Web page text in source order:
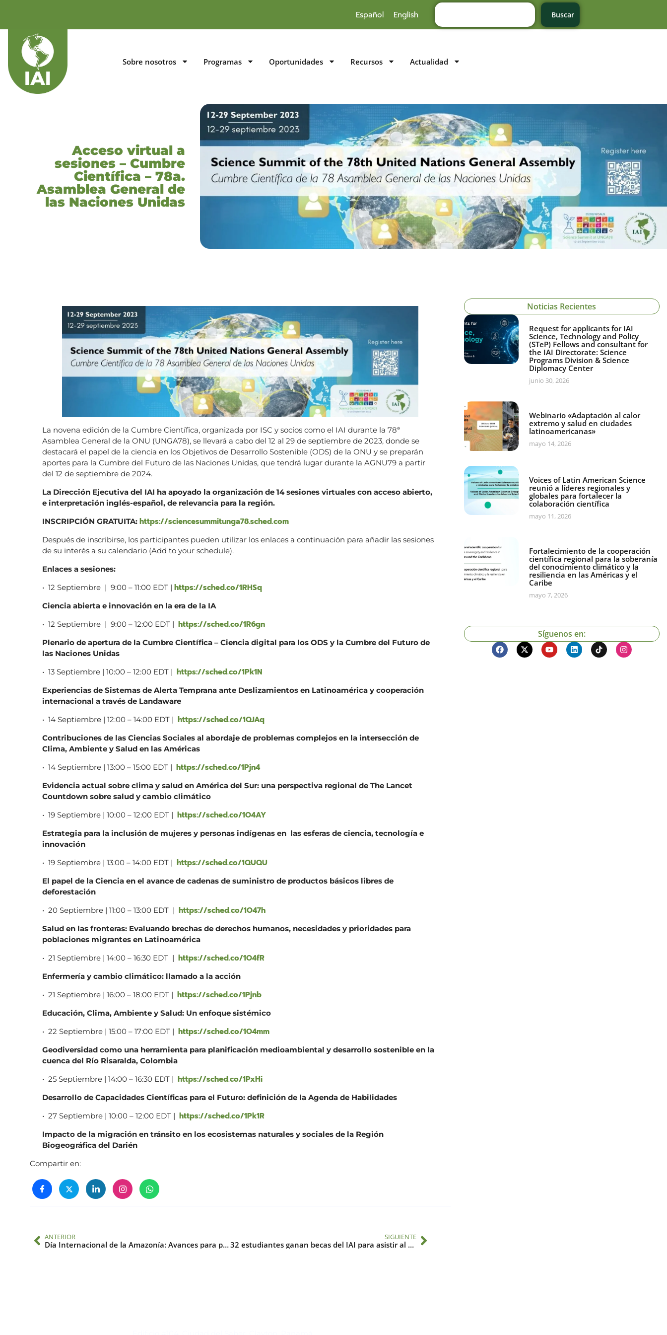
Español English Buscar
Sobre nosotros Programas Oportunidades Recursos Actualidad
Acceso virtual a
sesiones – Cumbre
Científica – 78a.
Asamblea General de
las Naciones Unidas
La novena edición de la Cumbre Científica, organizada por ISC y socios como el IAI durante la 78ª
Asamblea General de la ONU (UNGA78), se llevará a cabo del 12 al 29 de septiembre de 2023, donde se
destacará el papel de la ciencia en los Objetivos de Desarrollo Sostenible (ODS) de la ONU y se preparán
aportes para la Cumbre del Futuro de las Naciones Unidas, que tendrá lugar durante la AGNU79 a partir
del 12 de septiembre de 2024.
La Dirección Ejecutiva del IAI ha apoyado la organización de 14 sesiones virtuales con acceso abierto,
e interpretación inglés-español, de relevancia para la región.
INSCRIPCIÓN GRATUITA: https://sciencesummitunga78.sched.com
Después de inscribirse, los participantes pueden utilizar los enlaces a continuación para añadir las sesiones
de su interés a su calendario (Add to your schedule).
Enlaces a sesiones:
• 12 Septiembre | 9:00 – 11:00 EDT | https://sched.co/1RHSq
Ciencia abierta e innovación en la era de la IA
• 12 Septiembre | 9:00 – 12:00 EDT | https://sched.co/1R6gn
Plenario de apertura de la Cumbre Científica – Ciencia digital para los ODS y la Cumbre del Futuro de
las Naciones Unidas
• 13 Septiembre | 10:00 – 12:00 EDT | https://sched.co/1Pk1N
Experiencias de Sistemas de Alerta Temprana ante Deslizamientos en Latinoamérica y cooperación
internacional a través de Landaware
• 14 Septiembre | 12:00 – 14:00 EDT | https://sched.co/1QJAq
Contribuciones de las Ciencias Sociales al abordaje de problemas complejos en la intersección de
Clima, Ambiente y Salud en las Américas
• 14 Septiembre | 13:00 – 15:00 EDT | https://sched.co/1Pjn4
Evidencia actual sobre clima y salud en América del Sur: una perspectiva regional de The Lancet
Countdown sobre salud y cambio climático
• 19 Septiembre | 10:00 – 12:00 EDT | https://sched.co/1O4AY
Estrategia para la inclusión de mujeres y personas indígenas en las esferas de ciencia, tecnología e
innovación
• 19 Septiembre | 13:00 – 14:00 EDT | https://sched.co/1QUQU
El papel de la Ciencia en el avance de cadenas de suministro de productos básicos libres de
deforestación
• 20 Septiembre | 11:00 – 13:00 EDT | https://sched.co/1O47h
Salud en las fronteras: Evaluando brechas de derechos humanos, necesidades y prioridades para
poblaciones migrantes en Latinoamérica
• 21 Septiembre | 14:00 – 16:30 EDT | https://sched.co/1O4fR
Enfermería y cambio climático: llamado a la acción
• 21 Septiembre | 16:00 – 18:00 EDT | https://sched.co/1Pjnb
Educación, Clima, Ambiente y Salud: Un enfoque sistémico
• 22 Septiembre | 15:00 – 17:00 EDT | https://sched.co/1O4mm
Geodiversidad como una herramienta para planificación medioambiental y desarrollo sostenible en la
cuenca del Río Risaralda, Colombia
• 25 Septiembre | 14:00 – 16:30 EDT | https://sched.co/1PxHi
Desarrollo de Capacidades Científicas para el Futuro: definición de la Agenda de Habilidades
• 27 Septiembre | 10:00 – 12:00 EDT | https://sched.co/1Pk1R
Impacto de la migración en tránsito en los ecosistemas naturales y sociales de la Región
Biogeográfica del Darién
Compartir en:
ANTERIOR
Día Internacional de la Amazonía: Avances para proteger el “pulmón verde” de la región
SIGUIENTE
32 estudiantes ganan becas del IAI para asistir al 15º Encuentro Bienal SETAC América Latina
Noticias Recientes
Request for applicants for IAI
Science, Technology and Policy
(STeP) Fellows and consultant for
the IAI Directorate: Science
Programs Division & Science
Diplomacy Center
junio 30, 2026
Webinario «Adaptación al calor
extremo y salud en ciudades
latinoamericanas»
mayo 14, 2026
Voices of Latin American Science
reunió a líderes regionales y
globales para fortalecer la
colaboración científica
mayo 11, 2026
Fortalecimiento de la cooperación
científica regional para la soberanía
del conocimiento climático y la
resiliencia en las Américas y el
Caribe
mayo 7, 2026
Síguenos en: